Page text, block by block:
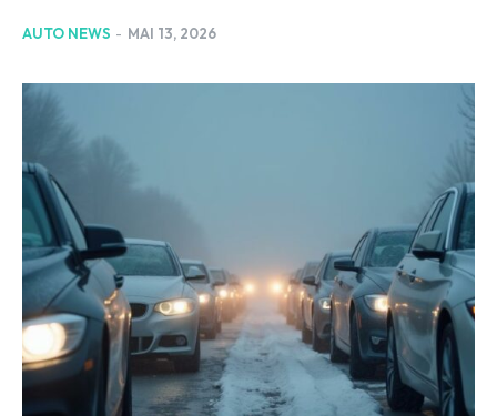
AUTO NEWS - MAI 13, 2026